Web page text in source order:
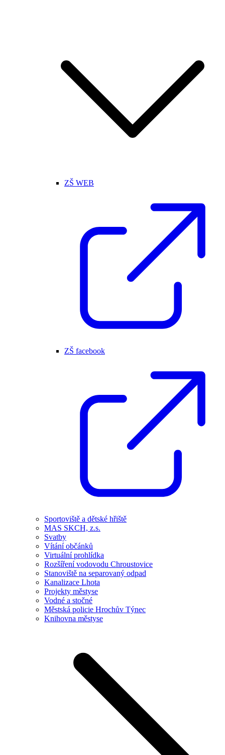
ZŠ WEB
ZŠ facebook
Sportoviště a dětské hřiště
MAS SKCH, z.s.
Svatby
Vítání občánků
Virtuální prohlídka
Rozšíření vodovodu Chroustovice
Stanoviště na separovaný odpad
Kanalizace Lhota
Projekty městyse
Vodné a stočné
Městská policie Hrochův Týnec
Knihovna městyse